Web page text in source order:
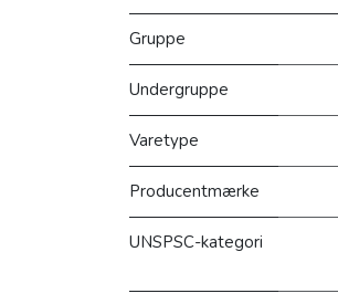
Gruppe
Undergruppe
Varetype
Producentmærke
UNSPSC-kategori